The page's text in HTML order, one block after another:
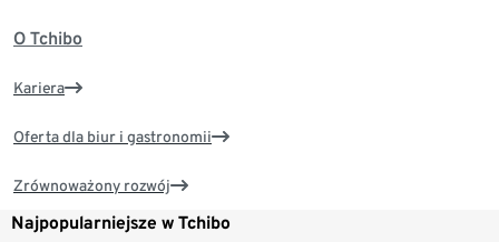
O Tchibo
Kariera
Oferta dla biur i gastronomii
Zrównoważony rozwój
Najpopularniejsze w Tchibo